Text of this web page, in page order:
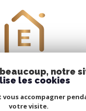
notre
les cookies
vous accompagner
votre visite.